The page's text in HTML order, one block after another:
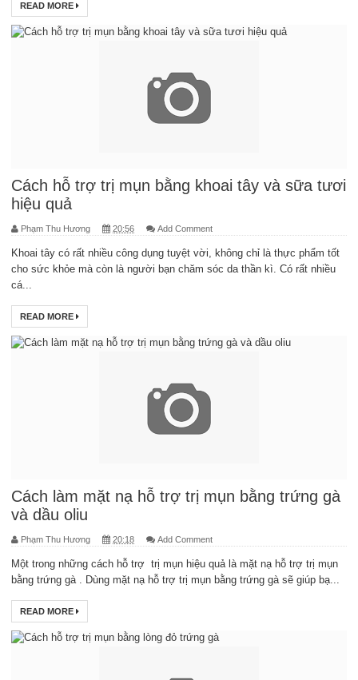
READ MORE
Cách hỗ trợ trị mụn bằng khoai tây và sữa tươi
hiệu quả
Phạm Thu Hương 20:56 Add Comment
Khoai tây có rất nhiều công dụng tuyệt vời, không chỉ là thực phẩm tốt
cho sức khỏe mà còn là người bạn chăm sóc da thần kì. Có rất nhiều
cá...
READ MORE
Cách làm mặt nạ hỗ trợ trị mụn bằng trứng gà
và dầu oliu
Phạm Thu Hương 20:18 Add Comment
Một trong những cách hỗ trợ trị mụn hiệu quả là mặt nạ hỗ trợ trị mụn
bằng trứng gà . Dùng mặt nạ hỗ trợ trị mụn bằng trứng gà sẽ giúp bạ...
READ MORE